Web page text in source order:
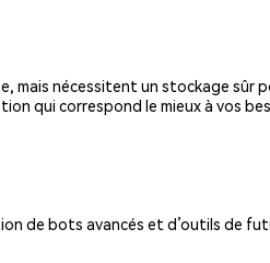
mais nécessitent un stockage sûr
qui correspond le mieux à vos
de bots avancés et d’outils de